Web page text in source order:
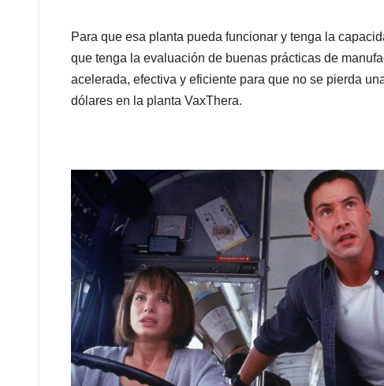
Para que esa planta pueda funcionar y tenga la
que tenga la evaluación de buenas prácticas de
acelerada, efectiva y eficiente para que no se pierda
dólares en la planta VaxThera.